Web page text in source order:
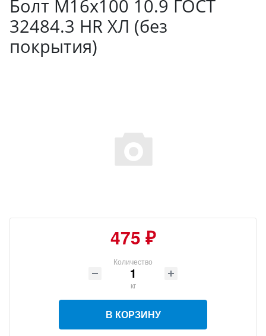
Болт М16х100 10.9 ГОСТ
32484.3 HR ХЛ (без
покрытия)
475 ₽
Количество
кг
В КОРЗИНУ